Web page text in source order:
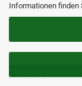
Informationen finden